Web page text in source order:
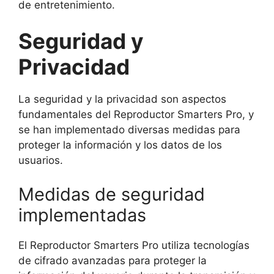
de entretenimiento.
Seguridad y
Privacidad
La seguridad y la privacidad son aspectos
fundamentales del Reproductor Smarters Pro, y
se han implementado diversas medidas para
proteger la información y los datos de los
usuarios.
Medidas de seguridad
implementadas
El Reproductor Smarters Pro utiliza tecnologías
de cifrado avanzadas para proteger la